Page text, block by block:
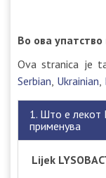
Во ова
Ova stranica je
Serbian Ukrainian
1. Што е лекот
применува
Lijek